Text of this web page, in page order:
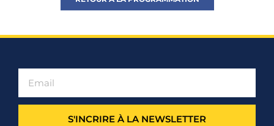
S'INCRIRE À LA NEWSLETTER